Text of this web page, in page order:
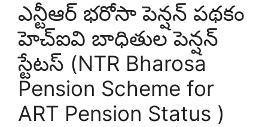
ఎన్టీఆర్ భరోసా పెన్షన్ పథకం
హెచ్ఐవి బాధితుల పెన్షన్
స్టేటస్ (NTR Bharosa
Pension Scheme for
ART Pension Status )